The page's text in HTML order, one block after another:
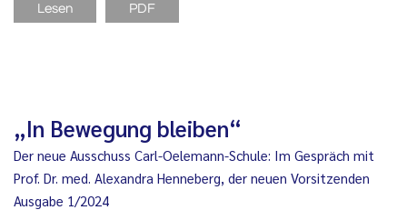
Lesen PDF
„In Bewegung bleiben“
Der neue Ausschuss Carl-Oelemann-Schule: Im Gespräch mit
Prof. Dr. med. Alexandra Henneberg, der neuen Vorsitzenden
Ausgabe 1/2024